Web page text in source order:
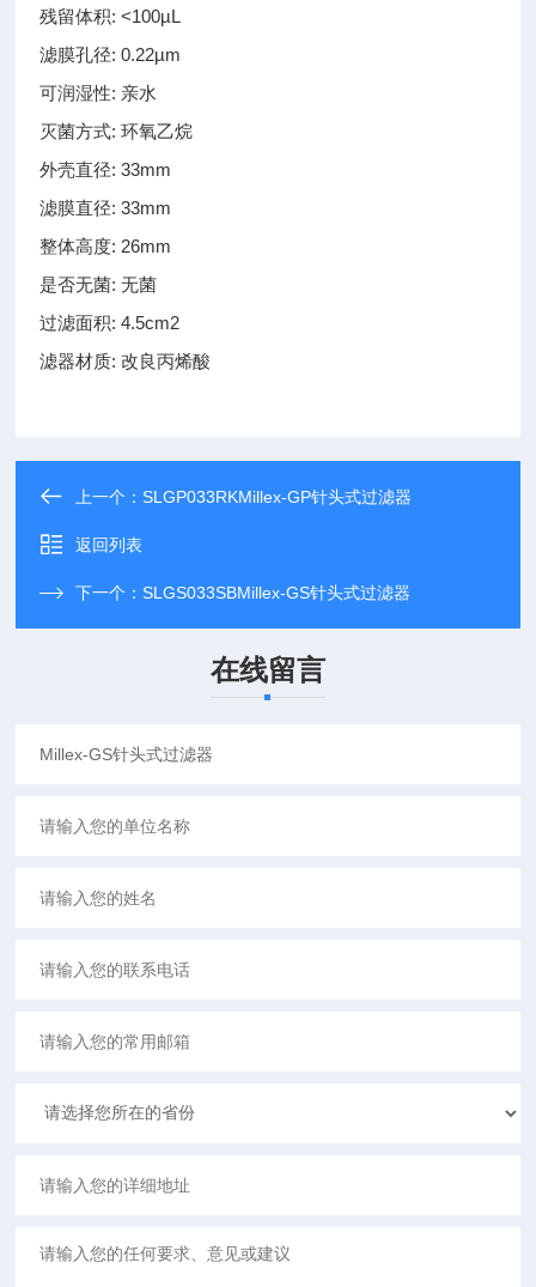
残留体积: <100µL
滤膜孔径: 0.22µm
可润湿性: 亲水
灭菌方式: 环氧乙烷
外壳直径: 33mm
滤膜直径: 33mm
整体高度: 26mm
是否无菌: 无菌
过滤面积: 4.5cm2
滤器材质: 改良丙烯酸
上一个：SLGP033RKMillex-GP针头式过滤器
返回列表
下一个：SLGS033SBMillex-GS针头式过滤器
在线留言